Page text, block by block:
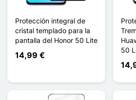
Protección integral de
cristal templado para la
pantalla del Honor 50 Lite
14,99 €
50